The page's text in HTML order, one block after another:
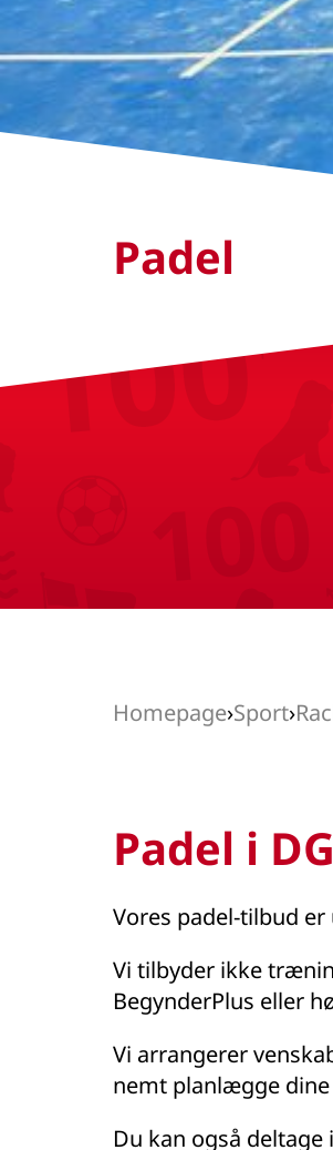
Padel
Homepage›Sport›
Padel i
Vores padel-tilbud
Vi tilbyder ikke
BegynderPlus eller
Vi arrangerer
nemt planlægge
Du kan også